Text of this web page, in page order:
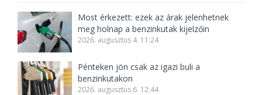
Most érkezett: ezek az árak jelenhetnek
meg holnap a benzinkutak kijelzőin
2026. augusztus 4. 11:24
Pénteken jön csak az igazi buli a
benzinkutakon
2026. augusztus 6. 12:44